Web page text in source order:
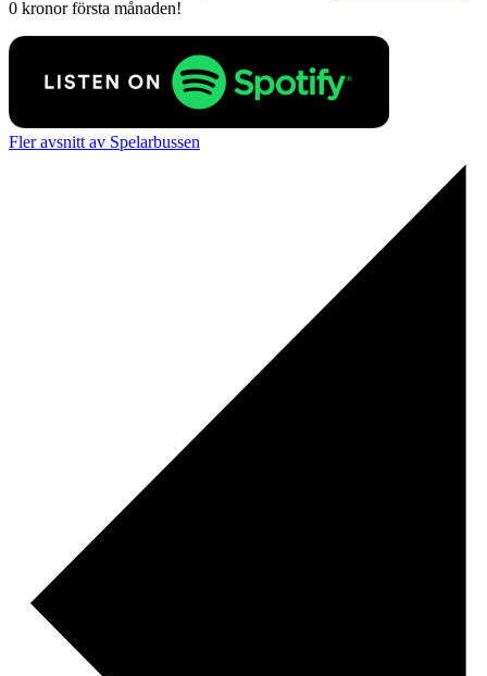
0 kronor första månaden!
Fler avsnitt av Spelarbussen